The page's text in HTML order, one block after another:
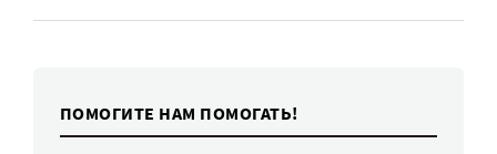
ПОМОГИТЕ НАМ ПОМОГАТЬ!